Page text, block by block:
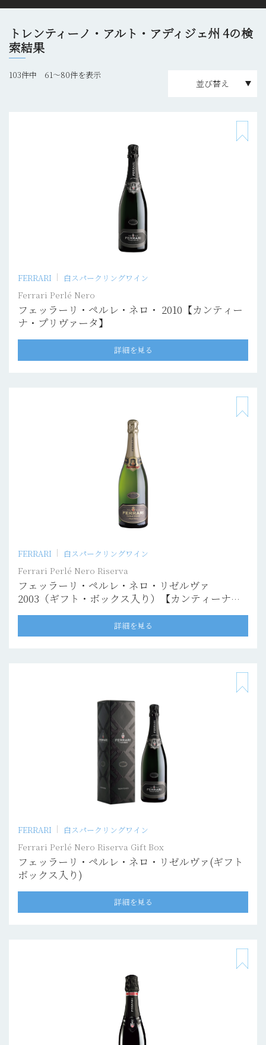
トレンティーノ・アルト・アディジェ州 4の検
索結果
103件中 61〜80件を表示
並び替え
FERRARI 白スパークリングワイン
Ferrari Perlé Nero
フェッラーリ・ペルレ・ネロ・ 2010【カンティー
ナ・プリヴァータ】
詳細を見る
FERRARI 白スパークリングワイン
Ferrari Perlé Nero Riserva
フェッラーリ・ペルレ・ネロ・リゼルヴァ
2003（ギフト・ボックス入り）【カンティーナ・
プリヴァータ】
詳細を見る
FERRARI 白スパークリングワイン
Ferrari Perlé Nero Riserva Gift Box
フェッラーリ・ペルレ・ネロ・リゼルヴァ(ギフト
ボックス入り)
詳細を見る